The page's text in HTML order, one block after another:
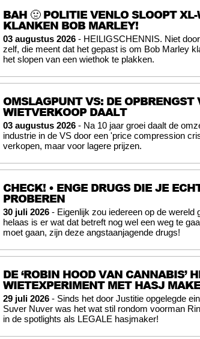
BAH 🤢 POLITIE VENLO SLOOPT
KLANKEN BOB MARLEY!
03 augustus 2026 - HEILIGSCHENNIS. Niet
zelf, die meent dat het gepast is om Bob Marley
het slopen van een wiethok te plakken.
OMSLAGPUNT VS: DE OPBRENGST
WIETVERKOOP DAALT
03 augustus 2026 - Na 10 jaar groei daalt de
industrie in de VS door een 'price compression
verkopen, maar voor lagere prijzen.
CHECK! • ENGE DRUGS DIE JE
PROBEREN
30 juli 2026 - Eigenlijk zou iedereen op de
helaas is er wat dat betreft nog wel een weg te
moet gaan, zijn deze angstaanjagende drugs!
DE ‘ROBIN HOOD VAN CANNABIS’
WIETEXPERIMENT MET HASJ
29 juli 2026 - Sinds het door Justitie opgelegde
Suver Nuver was het wat stil rondom voorman
in de spotlights als LEGALE hasjmaker!